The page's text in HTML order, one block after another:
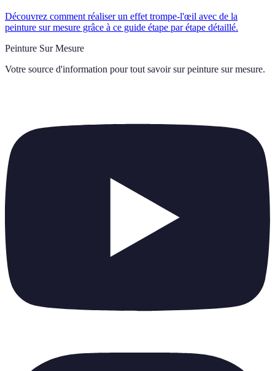
Découvrez comment réaliser un effet trompe-l'œil avec de la
peinture sur mesure grâce à ce guide étape par étape détaillé.
Peinture Sur Mesure
Votre source d'information pour tout savoir sur peinture sur mesure.